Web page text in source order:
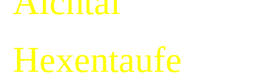
Hexentaufe